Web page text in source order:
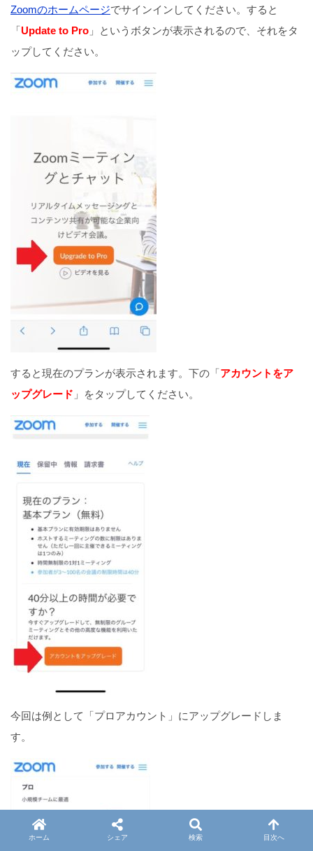
Zoomのホームページでサインインしてください。すると
「Update to Pro 」というボタンが表示されるので、それをタ
ップしてください。
すると現在のプランが表示されます。下の「アカウントをア
ップグレード 」をタップしてください。
今回は例として「プロアカウント」にアップグレードしま
す。
ホーム シェア 検索 目次へ